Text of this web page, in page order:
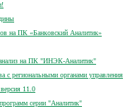
на ПК «Банковский Аналитик»
на ПК "ИНЭК-Аналитик"
с региональными органами управления
11.0
серии "Аналитик"